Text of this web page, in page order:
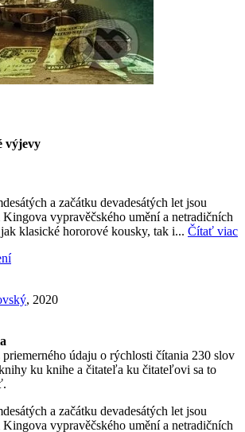
výjevy
a začátku devadesátých let jsou
vypravěčského umění a netradičních
klasické hororové kousky, tak i... Čítať viac
, 2020
priemerného údaju o rýchlosti čítania 230 slov
ku knihe a čitateľa ku čitateľovi sa to
a začátku devadesátých let jsou
vypravěčského umění a netradičních